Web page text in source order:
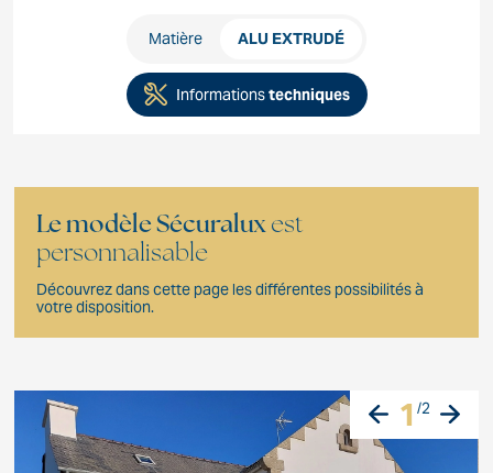
Matière ALU EXTRUDÉ
Informationstechniques
Le modèle Sécuraluxest
personnalisable
Découvrez dans cette page les différentes possibilités à
votre disposition.
1 /2